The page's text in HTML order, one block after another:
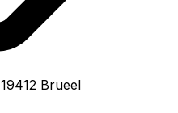
19412 Brueel